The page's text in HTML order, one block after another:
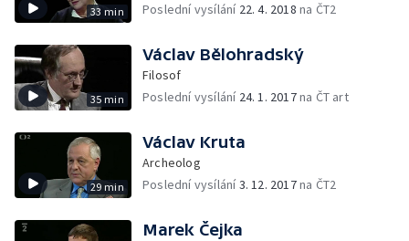
33 min
Poslední vysílání 22. 4. 2018 na ČT2
35 min
Václav Bělohradský
Filosof
Poslední vysílání 24. 1. 2017na ČT art
29 min
Václav Kruta
Archeolog
Poslední vysílání3. 12. 2017na ČT2
Marek Čejka